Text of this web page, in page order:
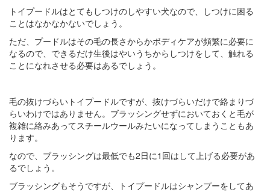
トイプードルはとてもしつけのしやすい犬なので、しつけに困る
ことはなかなかないでしょう。
ただ、プードルはその毛の長さからかボディケアが頻繁に必要に
なるので、できるだけ生後はやいうちからしつけをして、触れる
ことになれさせる必要はあるでしょう。
毛の抜けづらいトイプードルですが、抜けづらいだけで絡まりづ
らいわけではありません。ブラッシングせずにおいておくと毛が
複雑に絡みあってスチールウールみたいになってしまうこともあ
ります。
なので、ブラッシングは最低でも2日に1回はして上げる必要があ
るでしょう。
ブラッシングもそうですが、トイプードルはシャンプーをしてあ